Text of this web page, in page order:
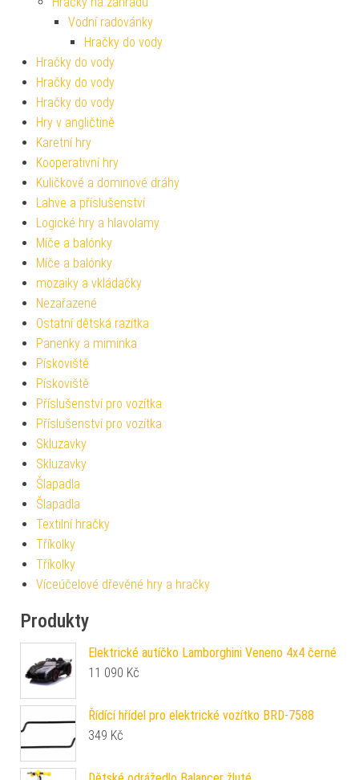
Vodní radovánky
Hračky do vody
Hračky do vody
Hračky do vody
Hračky do vody
Hry v angličtině
Karetní hry
Kooperativní hry
Kuličkové a dominové dráhy
Lahve a příslušenství
Logické hry a hlavolamy
Míče a balónky
Míče a balónky
mozaiky a vkládačky
Nezařazené
Ostatní dětská razítka
Panenky a miminka
Pískoviště
Pískoviště
Příslušenství pro vozítka
Příslušenství pro vozítka
Skluzavky
Skluzavky
Šlapadla
Šlapadla
Textilní hračky
Tříkolky
Tříkolky
Víceúčelové dřevěné hry a hračky
Produkty
Elektrické autíčko Lamborghini Veneno 4x4 černé
11 090 Kč
Řídící hřídel pro elektrické vozítko BRD-7588
349 Kč